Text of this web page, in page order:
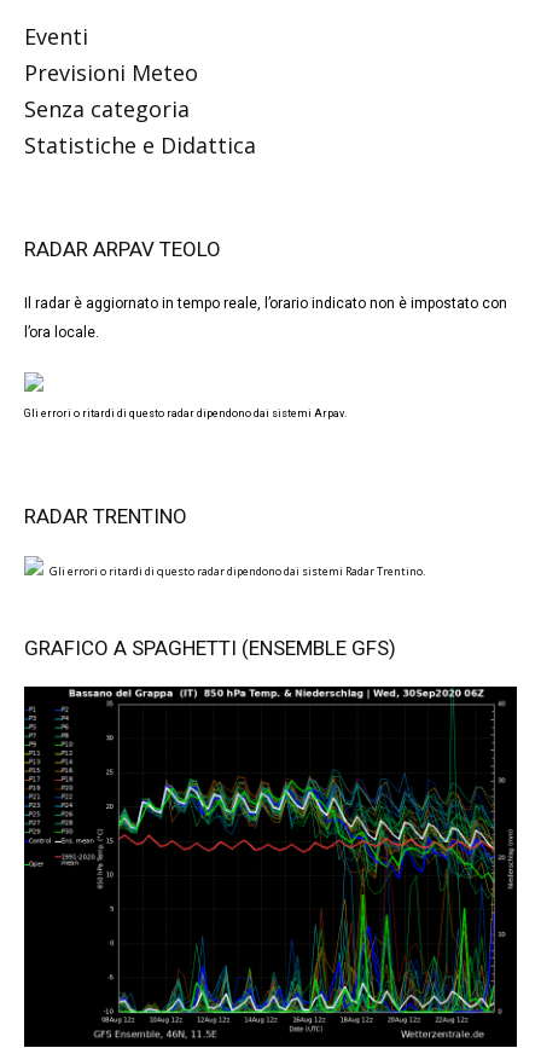
Eventi
Previsioni Meteo
Senza categoria
Statistiche e Didattica
RADAR ARPAV TEOLO
Il radar è aggiornato in tempo reale, l’orario indicato non è impostato con
l’ora locale.
Gli errori o ritardi di questo radar dipendono dai sistemi Arpav.
RADAR TRENTINO
Gli errori o ritardi di questo radar dipendono dai sistemi Radar Trentino.
GRAFICO A SPAGHETTI (ENSEMBLE GFS)